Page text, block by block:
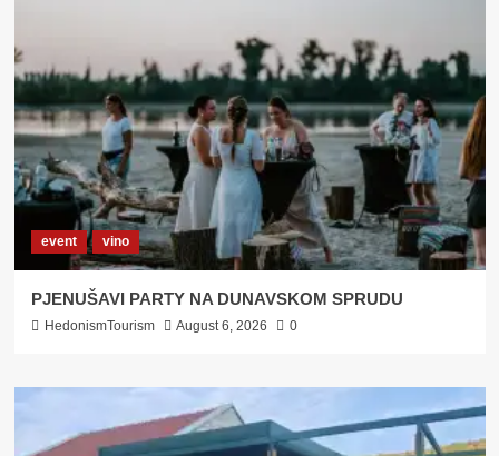
KANUU
event vino
PJENUŠAVI PARTY NA DUNAVSKOM SPRUDU
HedonismTourism August 6, 2026 0